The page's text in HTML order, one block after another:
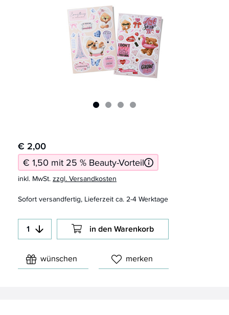
€ 2,00
€ 1,50 mit 25 % Beauty-Vorteil
inkl. MwSt.zzgl. Versandkosten
Sofort versandfertig, Lieferzeit ca. 2-4 Werktage
in den Warenkorb
wünschen merken